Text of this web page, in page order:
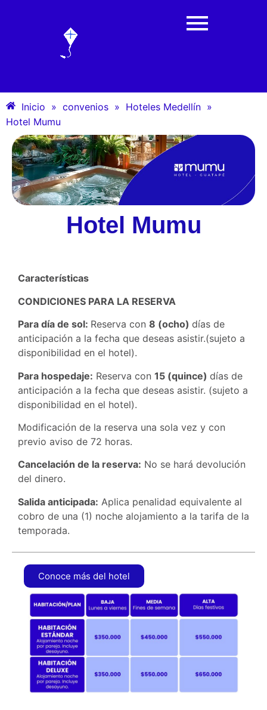
Inicio » convenios » Hoteles Medellín »
Hotel Mumu
Hotel Mumu
Características
CONDICIONES PARA LA RESERVA
Para día de sol: Reserva con 8 (ocho) días de
anticipación a la fecha que deseas asistir.(sujeto a
disponibilidad en el hotel).
Para hospedaje: Reserva con 15 (quince) días de
anticipación a la fecha que deseas asistir. (sujeto a
disponibilidad en el hotel).
Modificación de la reserva una sola vez y con
previo aviso de 72 horas.
Cancelación de la reserva: No se hará devolución
del dinero.
Salida anticipada: Aplica penalidad equivalente al
cobro de una (1) noche alojamiento a la tarifa de la
temporada.
Conoce más del hotel